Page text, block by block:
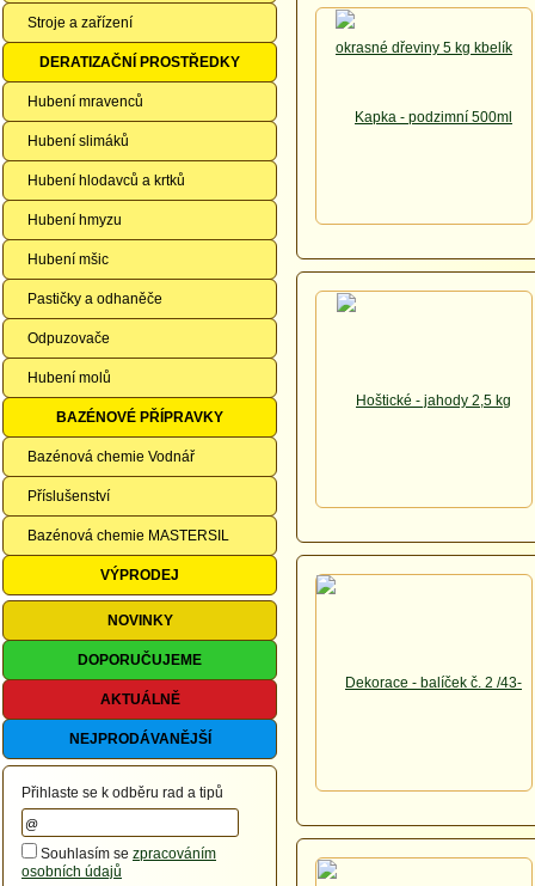
Stroje a zařízení
DERATIZAČNÍ PROSTŘEDKY
Hubení mravenců
Hubení slimáků
Hubení hlodavců a krtků
Hubení hmyzu
Hubení mšic
Pastičky a odhaněče
Odpuzovače
Hubení molů
BAZÉNOVÉ PŘÍPRAVKY
Bazénová chemie Vodnář
Příslušenství
Bazénová chemie MASTERSIL
VÝPRODEJ
NOVINKY
DOPORUČUJEME
AKTUÁLNĚ
NEJPRODÁVANĚJŠÍ
Přihlaste se k odběru rad a tipů
Souhlasím se zpracováním
osobních údajů